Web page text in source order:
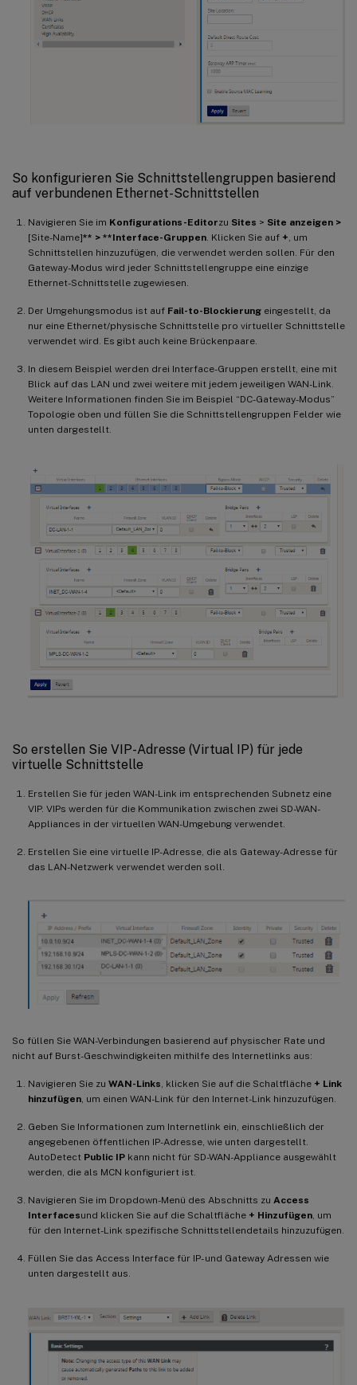
So konfigurieren Sie Schnittstellengruppen basierend
auf verbundenen Ethernet-Schnittstellen
Navigieren Sie im Konfigurations-Editorzu Sites > Site anzeigen >
[Site-Name]** > **Interface-Gruppen. Klicken Sie auf +, um
Schnittstellen hinzuzufügen, die verwendet werden sollen. Für den
Gateway-Modus wird jeder Schnittstellengruppe eine einzige
Ethernet-Schnittstelle zugewiesen.
Der Umgehungsmodus ist auf Fail-to-Blockierung eingestellt, da
nur eine Ethernet/physische Schnittstelle pro virtueller Schnittstelle
verwendet wird. Es gibt auch keine Brückenpaare.
In diesem Beispiel werden drei Interface-Gruppen erstellt, eine mit
Blick auf das LAN und zwei weitere mit jedem jeweiligen WAN-Link.
Weitere Informationen finden Sie im Beispiel “DC-Gateway-Modus”
Topologie oben und füllen Sie die Schnittstellengruppen Felder wie
unten dargestellt.
So erstellen Sie VIP-Adresse (Virtual IP) für jede
virtuelle Schnittstelle
Erstellen Sie für jeden WAN-Link im entsprechenden Subnetz eine
VIP. VIPs werden für die Kommunikation zwischen zwei SD-WAN-
Appliances in der virtuellen WAN-Umgebung verwendet.
Erstellen Sie eine virtuelle IP-Adresse, die als Gateway-Adresse für
das LAN-Netzwerk verwendet werden soll.
So füllen Sie WAN-Verbindungen basierend auf physischer Rate und
nicht auf Burst-Geschwindigkeiten mithilfe des Internetlinks aus:
Navigieren Sie zu WAN-Links, klicken Sie auf die Schaltfläche + Link
hinzufügen, um einen WAN-Link für den Internet-Link hinzuzufügen.
Geben Sie Informationen zum Internetlink ein, einschließlich der
angegebenen öffentlichen IP-Adresse, wie unten dargestellt.
AutoDetect Public IP kann nicht für SD-WAN-Appliance ausgewählt
werden, die als MCN konfiguriert ist.
Navigieren Sie im Dropdown-Menü des Abschnitts zu Access
Interfacesund klicken Sie auf die Schaltfläche + Hinzufügen, um
für den Internet-Link spezifische Schnittstellendetails hinzuzufügen.
Füllen Sie das Access Interface für IP- und Gateway Adressen wie
unten dargestellt aus.